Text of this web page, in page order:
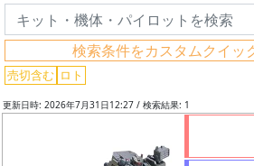
検索条件をカスタムクイッ
売切含む ロト
グ
レ
ド
更新日時: 2026年7月31日12:27 / 検索結果: 1